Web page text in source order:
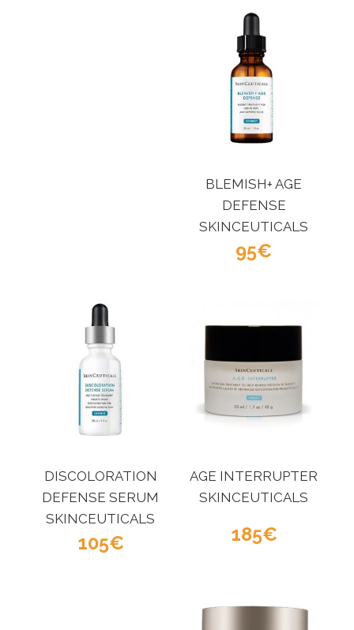
BLEMISH+ AGE
DEFENSE
SKINCEUTICALS
95
DISCOLORATION
DEFENSE SERUM
SKINCEUTICALS
105
AGE INTERRUPTER
SKINCEUTICALS
185